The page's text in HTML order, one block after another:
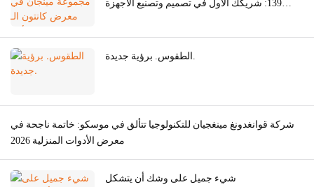
139: شريكك الأول في تصميم وتصنيع الأجهزة
شركة قوانغدونغ مينغجيان للتكنولوجيا تتألق في موسكو: خاتمة ناجحة في
معرض الأدوات المنزلية 2026
شيء جميل على وشك أن يتشكل